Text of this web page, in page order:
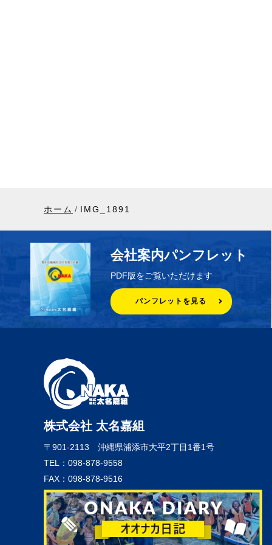
ホーム IMG_1891
会社案内パンフレット
PDF版をご覧いただけます
パンフレットを見る
株式会社 太名嘉組
〒901-2113 沖縄県浦添市大平2丁目1番1号
TEL：098-878-9558
FAX：098-878-9516